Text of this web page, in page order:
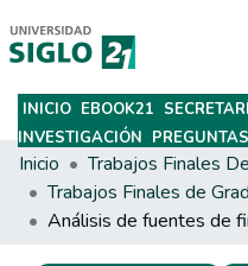
Subir
INICIO EBOOK21
INVESTIGACIÓN
Inicio
Trabajos Finales de